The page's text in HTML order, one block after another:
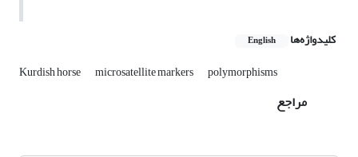
کلیدواژه‌ها English
Kurdish horse microsatellite markers polymorphisms
مراجع